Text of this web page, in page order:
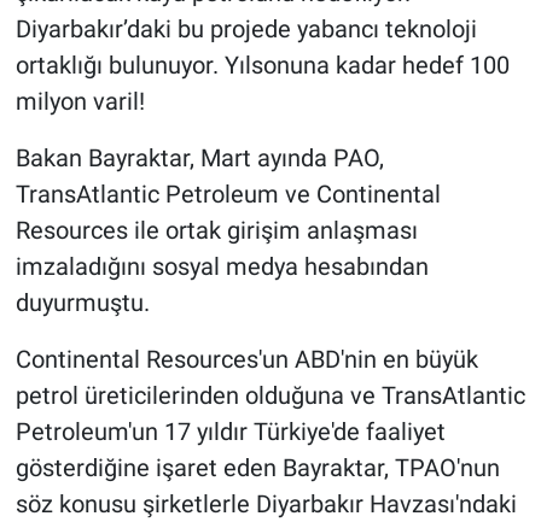
Diyarbakır’daki bu projede yabancı teknoloji
ortaklığı bulunuyor. Yılsonuna kadar hedef 100
milyon varil!
Bakan Bayraktar, Mart ayında PAO,
TransAtlantic Petroleum ve Continental
Resources ile ortak girişim anlaşması
imzaladığını sosyal medya hesabından
duyurmuştu.
Continental Resources'un ABD'nin en büyük
petrol üreticilerinden olduğuna ve TransAtlantic
Petroleum'un 17 yıldır Türkiye'de faaliyet
gösterdiğine işaret eden Bayraktar, TPAO'nun
söz konusu şirketlerle Diyarbakır Havzası'ndaki